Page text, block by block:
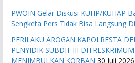
PWOIN Gelar Diskusi KUHP/KUHAP
Sengketa Pers Tidak Bisa Langsung
PERILAKU AROGAN KAPOLRESTA
PENYIDIK SUBDIT III
MENIMBULKAN KORBAN 30 Juli 2026